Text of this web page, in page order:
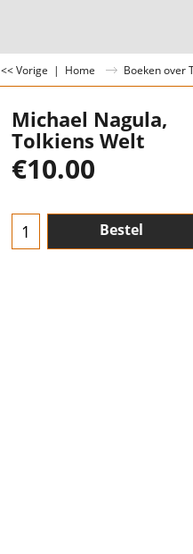
<< Vorige | Home Boeken over
Michael Nagula,
Tolkiens Welt
€10.00
Bestel